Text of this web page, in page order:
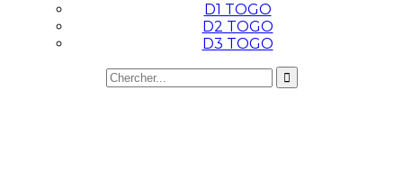
D1 TOGO
D2 TOGO
D3 TOGO